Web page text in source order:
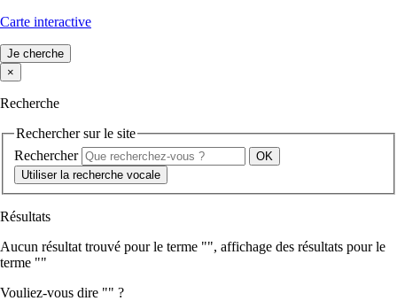
Carte interactive
Je cherche
×
Recherche
Rechercher sur le site
Rechercher
Utiliser la recherche vocale
Résultats
Aucun résultat trouvé pour le terme "", affichage des résultats pour le
terme ""
Vouliez-vous dire "" ?